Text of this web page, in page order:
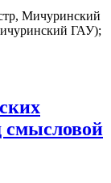
Мичуринский
ГАУ);
смысловой